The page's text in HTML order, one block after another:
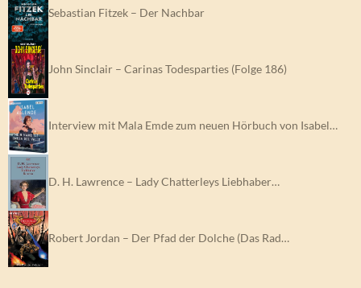
Sebastian Fitzek – Der Nachbar
John Sinclair – Carinas Todesparties (Folge 186)
Interview mit Mala Emde zum neuen Hörbuch von Isabel…
D. H. Lawrence – Lady Chatterleys Liebhaber…
Robert Jordan – Der Pfad der Dolche (Das Rad…